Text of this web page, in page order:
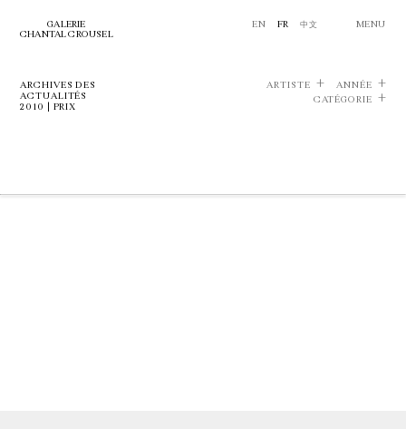
GALERIE
CHANTAL CROUSEL
EN FR 中文 MENU
ARCHIVES DES
ACTUALITÉS
2010 | PRIX
ARTISTE
ANNÉE
CATÉGORIE